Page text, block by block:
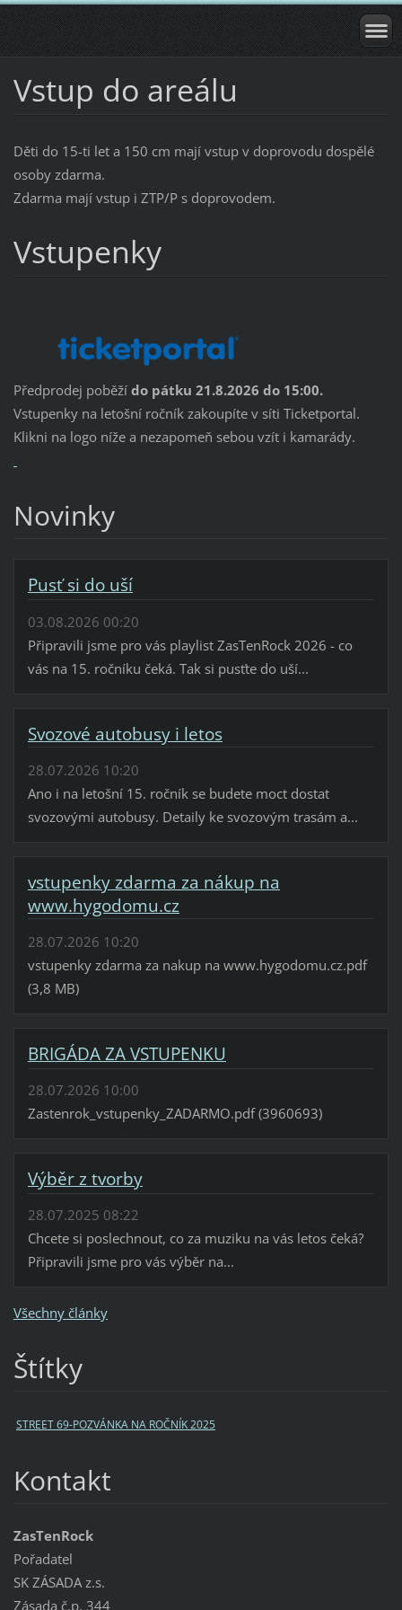
Vstup do areálu
Děti do 15-ti let a 150 cm mají vstup v doprovodu dospělé
osoby zdarma.
Zdarma mají vstup i ZTP/P s doprovodem.
Vstupenky
Předprodej poběží do pátku 21.8.2026 do 15:00.
Vstupenky na letošní ročník zakoupíte v síti Ticketportal.
Klikni na logo níže a nezapomeň sebou vzít i kamarády.
Novinky
Pusť si do uší
03.08.2026 00:20
Připravili jsme pro vás playlist ZasTenRock 2026 - co
vás na 15. ročníku čeká. Tak si pusťte do uší...
Svozové autobusy i letos
28.07.2026 10:20
Ano i na letošní 15. ročník se budete moct dostat
svozovými autobusy. Detaily ke svozovým trasám a...
vstupenky zdarma za nákup na
www.hygodomu.cz
28.07.2026 10:20
vstupenky zdarma za nakup na www.hygodomu.cz.pdf
(3,8 MB)
BRIGÁDA ZA VSTUPENKU
28.07.2026 10:00
Zastenrok_vstupenky_ZADARMO.pdf (3960693)
Výběr z tvorby
28.07.2025 08:22
Chcete si poslechnout, co za muziku na vás letos čeká?
Připravili jsme pro vás výběr na...
Všechny články
Štítky
STREET 69-POZVÁNKA NA ROČNÍK 2025
Kontakt
ZasTenRock
Pořadatel
SK ZÁSADA z.s.
Zásada č.p. 344